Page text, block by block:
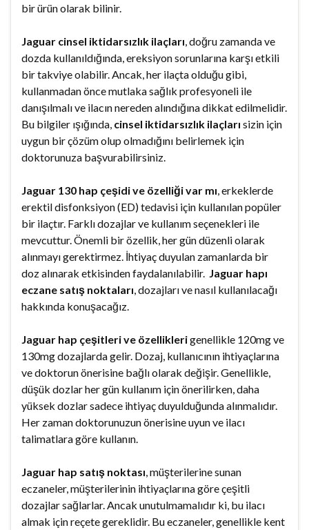
bir ürün olarak bilinir.
Jaguar cinsel iktidarsızlık ilaçları, doğru zamanda ve
dozda kullanıldığında, ereksiyon sorunlarına karşı etkili
bir takviye olabilir. Ancak, her ilaçta olduğu gibi,
kullanmadan önce mutlaka sağlık profesyoneli ile
danışılmalı ve ilacın nereden alındığına dikkat edilmelidir.
Bu bilgiler ışığında, cinsel iktidarsızlık ilaçları sizin için
uygun bir çözüm olup olmadığını belirlemek için
doktorunuza başvurabilirsiniz.
Jaguar 130 hap çeşidi ve özelliği var mı, erkeklerde
erektil disfonksiyon (ED) tedavisi için kullanılan popüler
bir ilaçtır. Farklı dozajlar ve kullanım seçenekleri ile
mevcuttur. Önemli bir özellik, her gün düzenli olarak
alınmayı gerektirmez. İhtiyaç duyulan zamanlarda bir
doz alınarak etkisinden faydalanılabilir. Jaguar hapı
eczane satış noktaları, dozajları ve nasıl kullanılacağı
hakkında konuşacağız.
Jaguar hap çeşitleri ve özelliklerigenellikle 120mg ve
130mg dozajlarda gelir. Dozaj, kullanıcının ihtiyaçlarına
ve doktorun önerisine bağlı olarak değişir. Genellikle,
düşük dozlar her gün kullanım için önerilirken, daha
yüksek dozlar sadece ihtiyaç duyulduğunda alınmalıdır.
Her zaman doktorunuzun önerisine uyun ve ilacı
talimatlara göre kullanın.
Jaguar hap satış noktası, müşterilerine sunan
eczaneler, müşterilerinin ihtiyaçlarına göre çeşitli
dozajlar sağlarlar. Ancak unutulmamalıdır ki, bu ilacı
almak için reçete gereklidir. Bu eczaneler, genellikle kent